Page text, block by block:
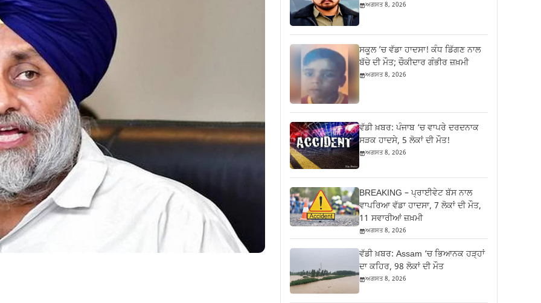
ਅਗਸਤ 8, 2026
ਸਕੂਲ ’ਚ ਵੱਡਾ ਹਾਦਸਾ! ਕੰਧ ਡਿੱਗਣ ਨਾਲ
ਬੱਚੇ ਦੀ ਮੌਤ; ਚੌਕੀਦਾਰ ਗੰਭੀਰ ਜ਼ਖ਼ਮੀ
ਅਗਸਤ 8, 2026
ਵੱਡੀ ਖ਼ਬਰ: ਪੰਜਾਬ ‘ਚ ਵਾਪਰੇ ਦਰਦਨਾਕ
ਸੜਕ ਹਾਦਸੇ, 5 ਲੋਕਾਂ ਦੀ ਮੌਤ!
ਅਗਸਤ 8, 2026
BREAKING – ਪ੍ਰਾਈਵੇਟ ਬੱਸ ਨਾਲ
ਵਾਪਰਿਆ ਵੱਡਾ ਹਾਦਸਾ, 7 ਲੋਕਾਂ ਦੀ ਮੌਤ,
11 ਸਵਾਰੀਆਂ ਜ਼ਖ਼ਮੀ
ਅਗਸਤ 8, 2026
ਵੱਡੀ ਖ਼ਬਰ: Assam ‘ਚ ਭਿਆਨਕ ਹੜ੍ਹਾਂ
ਦਾ ਕਹਿਰ, 98 ਲੋਕਾਂ ਦੀ ਮੌਤ
ਅਗਸਤ 8, 2026